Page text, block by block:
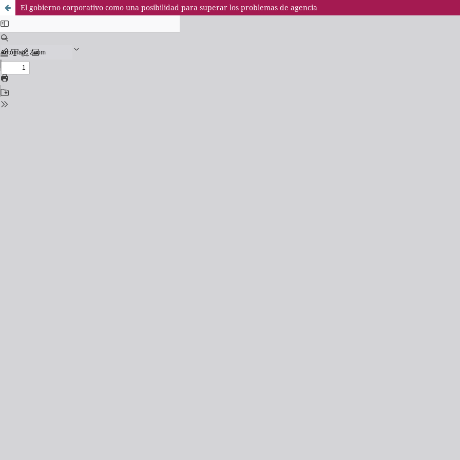
El gobierno corporativo como una posibilidad para superar los problemas de agencia